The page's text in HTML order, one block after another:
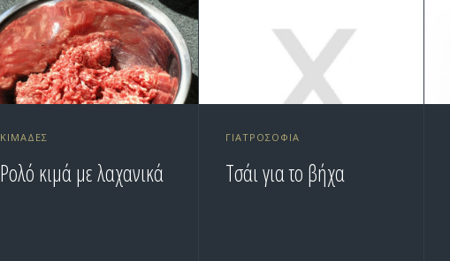
ΚΙΜΆΔΕΣ
Ρολό κιμά με λαχανικά
ΓΙΑΤΡΟΣΌΦΙΑ
Τσάι για το βήχα